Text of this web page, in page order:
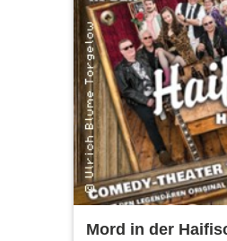
Mord in der